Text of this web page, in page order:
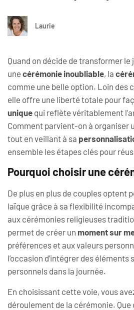
Laurie
Quand on décide de transformer le
une cérémonie inoubliable, la
comme une belle option. Loin des
elle offre une liberté totale pour
unique qui reflète véritablement
Comment parvient-on à organiser
tout en veillant à sa
ensemble les étapes clés pour
Pourquoi choisir une
De plus en plus de couples optent
laïque grâce à sa flexibilité
aux cérémonies religieuses
permet de créer un moment sur
préférences et aux valeurs
l’occasion d’intégrer des
personnels dans la journée.
En choisissant cette voie, vous
déroulement de la cérémonie.